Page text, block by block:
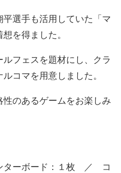
選手も活用していた「マ
を得ました。
フェスを題材にし、クラ
コマを用意しました。
のあるゲームをお楽しみ
ーボード：１枚 ／ コ